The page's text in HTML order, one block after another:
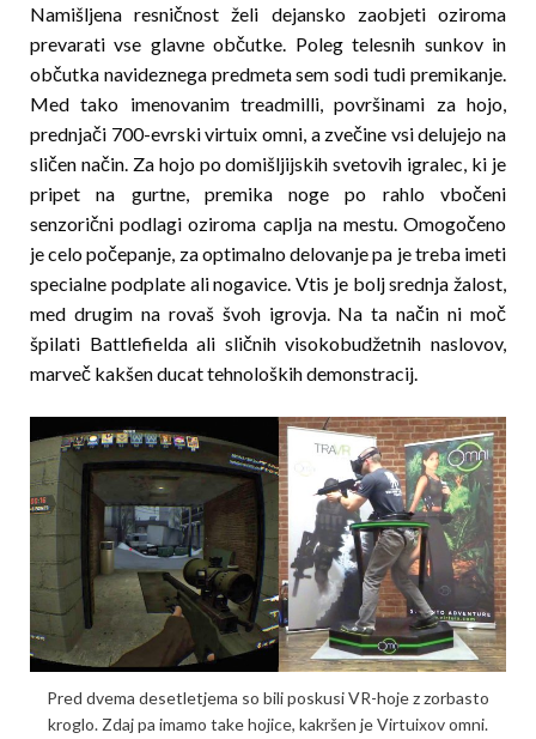
Namišljena resničnost želi dejansko zaobjeti oziroma
prevarati vse glavne občutke. Poleg telesnih sunkov in
občutka navideznega predmeta sem sodi tudi premikanje.
Med tako imenovanim treadmilli, površinami za hojo,
prednjači 700-evrski virtuix omni, a zvečine vsi delujejo na
sličen način. Za hojo po domišljijskih svetovih igralec, ki je
pripet na gurtne, premika noge po rahlo vbočeni
senzorični podlagi oziroma caplja na mestu. Omogočeno
je celo počepanje, za optimalno delovanje pa je treba imeti
specialne podplate ali nogavice. Vtis je bolj srednja žalost,
med drugim na rovaš švoh igrovja. Na ta način ni moč
špilati Battlefielda ali sličnih visokobudžetnih naslovov,
marveč kakšen ducat tehnoloških demonstracij.
Pred dvema desetletjema so bili poskusi VR-hoje z zorbasto
kroglo. Zdaj pa imamo take hojice, kakršen je Virtuixov omni.